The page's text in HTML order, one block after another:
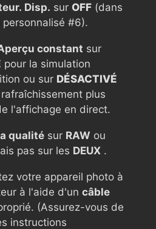
Disp. sur OFF (dans
personnalisé #6).
constant sur
pour la simulation
ou sur DÉSACTIVÉ
plus
l'affichage en direct.
qualité sur RAW ou
pas sur les DEUX .
votre appareil photo à
à l'aide d'un câble
(Assurez-vous de
instructions